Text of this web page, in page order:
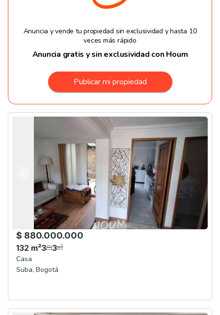
Anuncia y vende tu propiedad sin exclusividad y hasta 10
veces más rápido
Anuncia gratis y sin exclusividad con Houm
Publicar mi propiedad
Anterior
Siguiente
$ 880.000.000
132 m²3 3
Casa
Suba, Bogotá